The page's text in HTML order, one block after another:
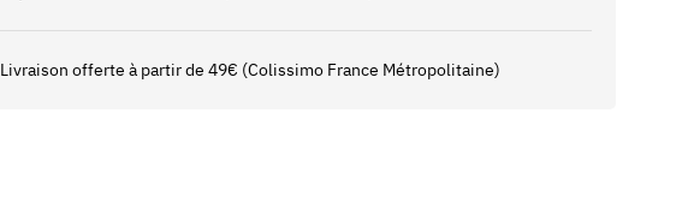
Livraison offerte à partir de 49€ (Colissimo France Métropolitaine)